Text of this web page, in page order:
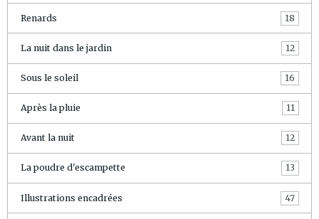
Renards 18
La nuit dans le jardin 12
Sous le soleil 16
Après la pluie 11
Avant la nuit 12
La poudre d'escampette 13
Illustrations encadrées 47